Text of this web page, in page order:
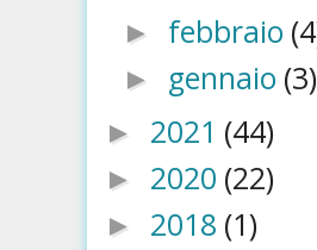
► febbraio
► gennaio (3)
► 2021 (44)
► 2020 (22)
► 2018 (1)